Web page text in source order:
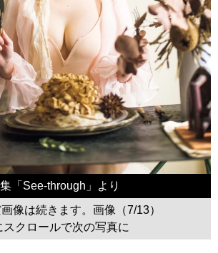
「See-through」より
像は続きます。画像（7/13）
スクロールで次の写真に